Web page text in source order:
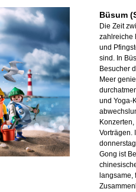
Büsum
Die Zeit
zahlreiche
und
sind. In
Besucher
Meer
und Yoga-
Vorträgen.
Gong ist